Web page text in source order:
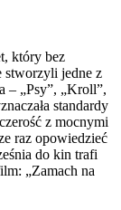
który bez
stworzyli jedne z
– „Psy”, „Kroll”,
standardy
z mocnymi
raz opowiedzieć
do kin trafi
„Zamach na